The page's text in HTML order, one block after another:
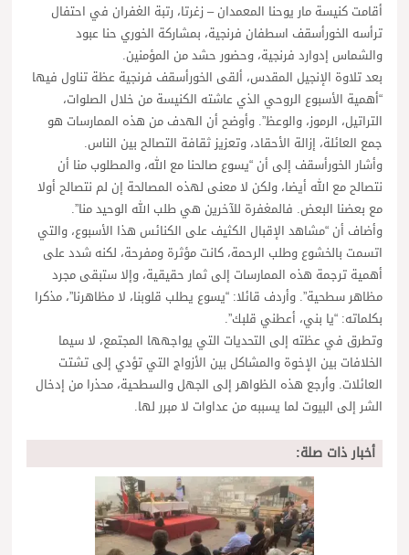
أقامت كنيسة مار يوحنا المعمدان – زغرتا، رتبة الغفران في احتفال
ترأسه الخورأسقف اسطفان فرنجية، بمشاركة الخوري حنا عبود
والشماس إدوارد فرنجية، وحضور حشد من المؤمنين.
بعد تلاوة الإنجيل المقدس، ألقى الخورأسقف فرنجية عظة تناول فيها
“أهمية الأسبوع الروحي الذي عاشته الكنيسة من خلال الصلوات،
التراتيل، الرموز، والوعظ”. وأوضح أن الهدف من هذه الممارسات هو
جمع العائلة، إزالة الأحقاد، وتعزيز ثقافة التصالح بين الناس.
وأشار الخورأسقف إلى أن “يسوع صالحنا مع الله، والمطلوب منا أن
نتصالح مع الله أيضا، ولكن لا معنى لهذه المصالحة إن لم نتصالح أولا
مع بعضنا البعض. فالمغفرة للآخرين هي طلب الله الوحيد منا”.
وأضاف أن “مشاهد الإقبال الكثيف على الكنائس هذا الأسبوع، والتي
اتسمت بالخشوع وطلب الرحمة، كانت مؤثرة ومفرحة، لكنه شدد على
أهمية ترجمة هذه الممارسات إلى ثمار حقيقية، وإلا ستبقى مجرد
مظاهر سطحية”. وأردف قائلا: “يسوع يطلب قلوبنا، لا مظاهرنا”، مذكرا
بكلماته: “يا بني، أعطني قلبك”.
وتطرق في عظته إلى التحديات التي يواجهها المجتمع، لا سيما
الخلافات بين الإخوة والمشاكل بين الأزواج التي تؤدي إلى تشتت
العائلات. وأرجع هذه الظواهر إلى الجهل والسطحية، محذرا من إدخال
الشر إلى البيوت لما يسببه من عداوات لا مبرر لها.
أخبار ذات صلة: